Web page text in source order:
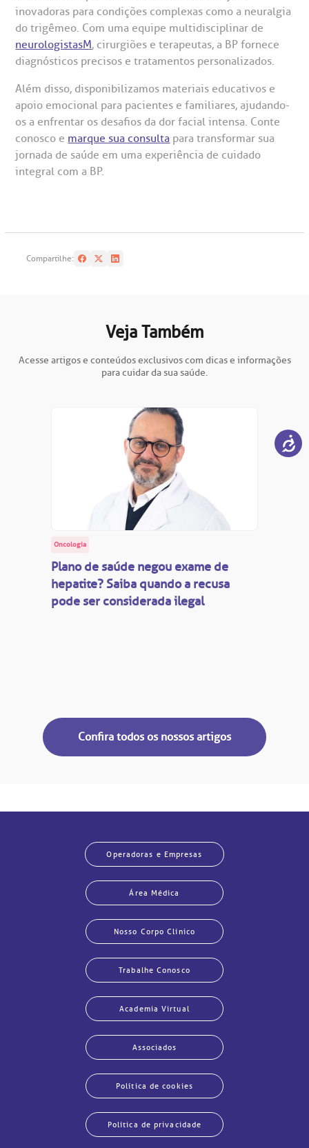
inovadoras para condições complexas como a neuralgia
do trigêmeo. Com uma equipe multidisciplinar de
neurologistasM, cirurgiões e terapeutas, a BP fornece
diagnósticos precisos e tratamentos personalizados.
Além disso, disponibilizamos materiais educativos e
apoio emocional para pacientes e familiares, ajudando-
os a enfrentar os desafios da dor facial intensa. Conte
conosco e marque sua consulta para transformar sua
jornada de saúde em uma experiência de cuidado
integral com a BP.
Compartilhe:
Veja Também
Acesse artigos e conteúdos exclusivos com dicas e informações
para cuidar da sua saúde.
Oncologia
Plano de saúde negou exame de
hepatite? Saiba quando a recusa
pode ser considerada ilegal
Confira todos os nossos artigos
Operadoras e Empresas
Área Médica
Nosso Corpo Clínico
Trabalhe Conosco
Academia Virtual
Associados
Política de cookies
Política de privacidade